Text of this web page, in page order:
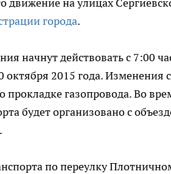
города.
начнут действовать с 7:00
октября 2015 года. Изменения
прокладке газопровода. Во
будет организовано с
по переулку